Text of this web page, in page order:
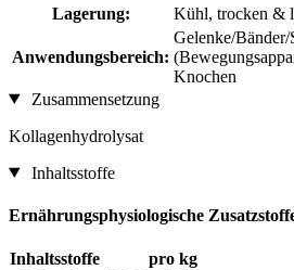
Lagerung:
Kühl, trocken &
Anwendungsbereich:
Gelenke/Bänder/
Knochen
Zusammensetzung
Kollagenhydrolysat
Inhaltsstoffe
Ernährungsphysiologische
Inhaltsstoffe
pro kg